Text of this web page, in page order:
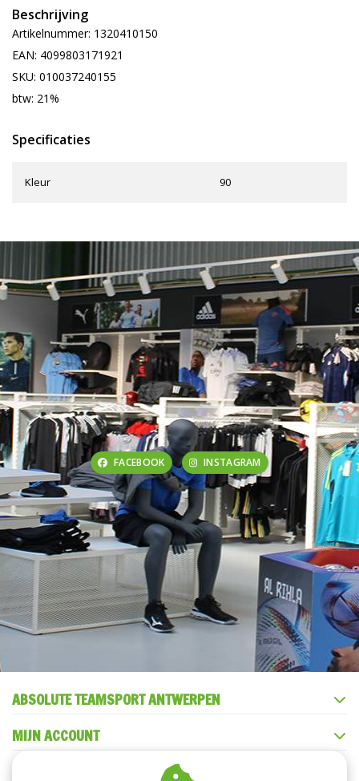
Beschrijving
Artikelnummer: 1320410150
EAN: 4099803171921
SKU: 010037240155
btw: 21%
Specificaties
Kleur 90
FACEBOOK INSTAGRAM
ABSOLUTE TEAMSPORT ANTWERPEN
MIJN ACCOUNT